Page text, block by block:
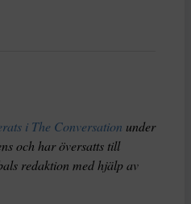
i The Conversation under
och har översatts till
redaktion med hjälp av